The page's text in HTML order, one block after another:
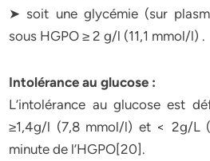
➤ soit une glycémie (sur
sous HGPO ≥ 2 g/l (11,1 mmol/l) .
Intolérance au glucose :
L’intolérance au glucose est
≥1,4g/l (7,8 mmol/l) et < 2g/L
minute de l’HGPO[20].